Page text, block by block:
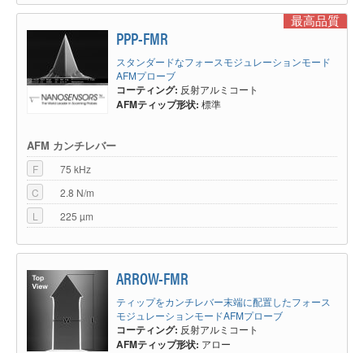
最高品質
PPP-FMR
スタンダードなフォースモジュレーションモード
AFMプローブ
コーティング: 反射アルミコート
AFMティップ形状: 標準
AFM カンチレバー
F
75 kHz
C
2.8 N/m
L
225 µm
ARROW-FMR
ティップをカンチレバー末端に配置したフォース
モジュレーションモードAFMプローブ
コーティング: 反射アルミコート
AFMティップ形状: アロー